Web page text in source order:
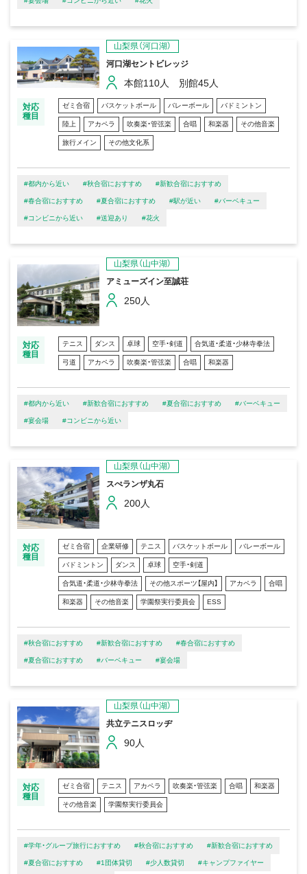
山梨県（河口湖）
河口湖セントビレッジ
本館110人 別館45人
対応
種目
ゼミ合宿 バスケットボール バレーボール バドミントン
陸上 アカペラ 吹奏楽・管弦楽 合唱 和楽器 その他音楽
旅行メイン その他文化系
#都内から近い #秋合宿におすすめ #新歓合宿におすすめ
#春合宿におすすめ #夏合宿におすすめ #駅が近い #バーベキュー
#コンビニから近い #送迎あり #花火
山梨県（山中湖）
アミューズイン至誠荘
250人
対応
種目
テニス ダンス 卓球 空手・剣道 合気道・柔道・少林寺拳法
弓道 アカペラ 吹奏楽・管弦楽 合唱 和楽器
#都内から近い #新歓合宿におすすめ #夏合宿におすすめ #バーベキュー
#宴会場 #コンビニから近い
山梨県（山中湖）
スぺランザ丸石
200人
対応
種目
ゼミ合宿 企業研修 テニス バスケットボール バレーボール
バドミントン ダンス 卓球 空手・剣道
合気道・柔道・少林寺拳法 その他スポーツ【屋内】 アカペラ 合唱
和楽器 その他音楽 学園祭実行委員会 ESS
#秋合宿におすすめ #新歓合宿におすすめ #春合宿におすすめ
#夏合宿におすすめ #バーベキュー #宴会場
山梨県（山中湖）
共立テニスロッヂ
90人
対応
種目
ゼミ合宿 テニス アカペラ 吹奏楽・管弦楽 合唱 和楽器
その他音楽 学園祭実行委員会
#学年・グループ旅行におすすめ #秋合宿におすすめ #新歓合宿におすすめ
#夏合宿におすすめ #1団体貸切 #少人数貸切 #キャンプファイヤー